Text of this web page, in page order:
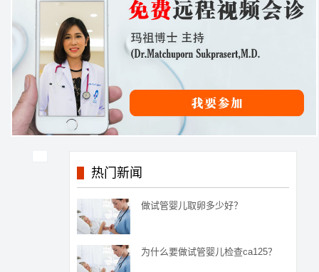
热门新闻
做试管婴儿取卵多少好？
为什么要做试管婴儿检查ca125？